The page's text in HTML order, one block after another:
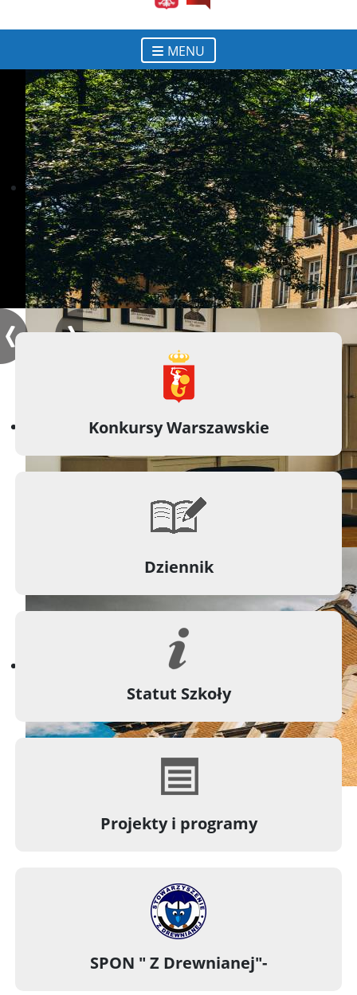
MENU
Konkursy Warszawskie
Dziennik
Statut Szkoły
Projekty i programy
SPON " Z Drewnianej"-